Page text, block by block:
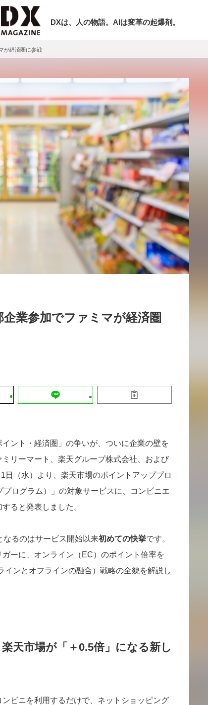
DXは、人の物語。AIは変革の起爆剤。
ニュース
ニュー 日本オムニチャネル協会
トップページ
特集
動画
サイトマップ
お問い合わせ
個人情報保護法について
運営会社
採用情報
現在開催予定のセミナー
【8/12開催】「イノベーションを数値化
する」～投資される事業の基準と、終活
DX「SouSou」に学ぶ資金調達・巻き込
みのリアル～
2026-06-10
【9/30開催】AIで何でもできる時代に、
なぜ「DX人財」というキャリアが求めら
れるのか
が経済圏に参戦
業参加でファミマが経済圏
ント・経済圏」の争いが、ついに企業の壁を
リーマート、楽天グループ株式会社、および
（水）より、楽天市場のポイントアッププロ
ログラム）」の対象サービスに、コンビニエ
ると発表しました。
るのはサービス開始以来初めての快挙です。
ーに、オンライン（EC）のポイント倍率を
インとオフラインの融合）戦略の全貌を解説し
天市場が「＋0.5倍」になる新し
ビニを利用するだけで、ネットショッピング